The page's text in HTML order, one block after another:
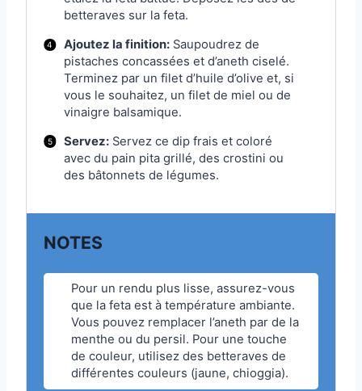
betteraves sur la feta.
Ajoutez la finition:Saupoudrez de
pistaches concassées et d’aneth ciselé.
Terminez par un filet d’huile d’olive et, si
vous le souhaitez, un filet de miel ou de
vinaigre balsamique.
Servez:Servez ce dip frais et coloré
avec du pain pita grillé, des crostini ou
des bâtonnets de légumes.
NOTES
Pour un rendu plus lisse, assurez-vous
que la feta est à température ambiante.
Vous pouvez remplacer l’aneth par de la
menthe ou du persil. Pour une touche
de couleur, utilisez des betteraves de
différentes couleurs (jaune, chioggia).